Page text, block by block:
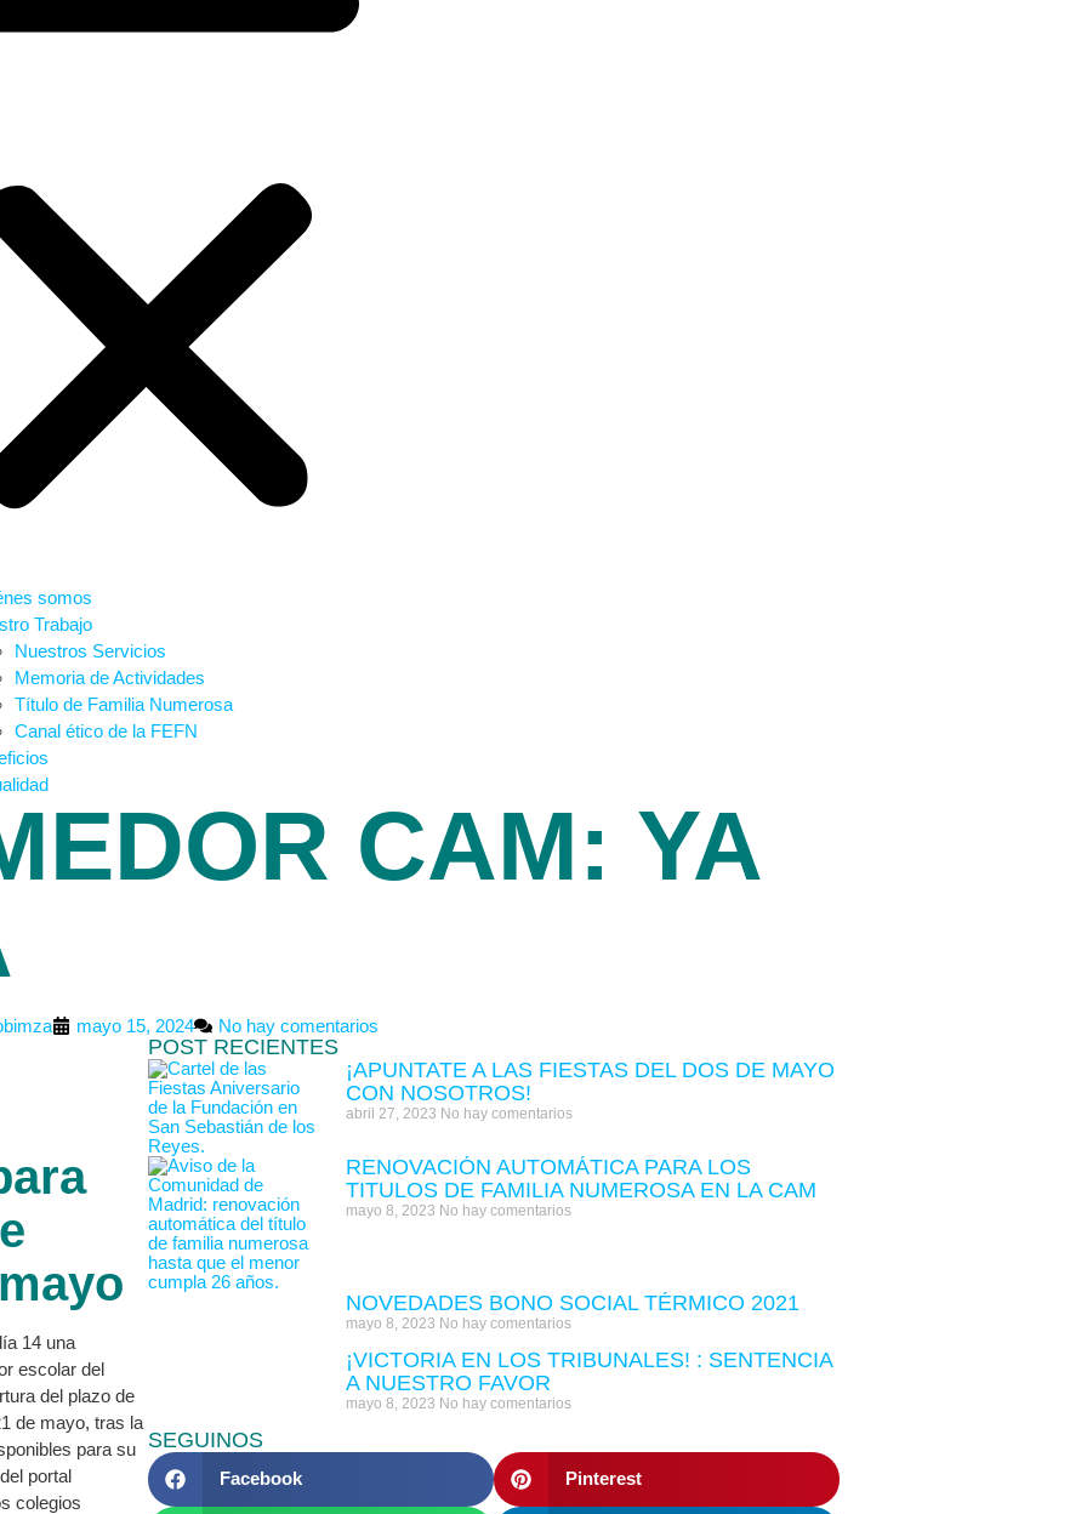
somos
Trabajo
Nuestros Servicios
Memoria de Actividades
Título de Familia Numerosa
Canal ético de la FEFN
CAM: YA
mayo 15, 2024 No hay comentarios
14 una
escolar del
del plazo de
de mayo, tras la
para su
portal
colegios
POST RECIENTES
¡APUNTATE A LAS FIESTAS DEL DOS DE MAYO
CON NOSOTROS!
abril 27, 2023 No hay comentarios
RENOVACIÓN AUTOMÁTICA PARA LOS
TITULOS DE FAMILIA NUMEROSA EN LA CAM
mayo 8, 2023 No hay comentarios
NOVEDADES BONO SOCIAL TÉRMICO 2021
mayo 8, 2023 No hay comentarios
¡VICTORIA EN LOS TRIBUNALES! : SENTENCIA
A NUESTRO FAVOR
mayo 8, 2023 No hay comentarios
SEGUINOS
Facebook Pinterest